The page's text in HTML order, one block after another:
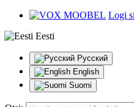
Logi
Eesti
Русский
English
Suomi